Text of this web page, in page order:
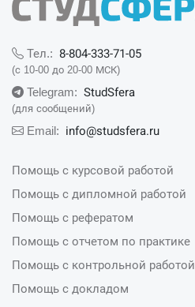
Тел.: 8-804-333-71-05
(с 10-00 до 20-00 МСК)
Telegram: StudSfera
(для сообщений)
Email: info@studsfera.ru
Помощь с курсовой работой
Помощь с дипломной работой
Помощь с рефератом
Помощь с отчетом по практике
Помощь с контрольной работой
Помощь с докладом